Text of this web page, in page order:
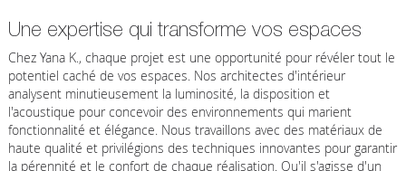
Une expertise qui transforme vos espaces
Chez Yana K., chaque projet est une opportunité pour révéler tout le
potentiel caché de vos espaces. Nos architectes d'intérieur
analysent minutieusement la luminosité, la disposition et
l'acoustique pour concevoir des environnements qui marient
fonctionnalité et élégance. Nous travaillons avec des matériaux de
haute qualité et privilégions des techniques innovantes pour garantir
la pérennité et le confort de chaque réalisation. Qu'il s'agisse d'un